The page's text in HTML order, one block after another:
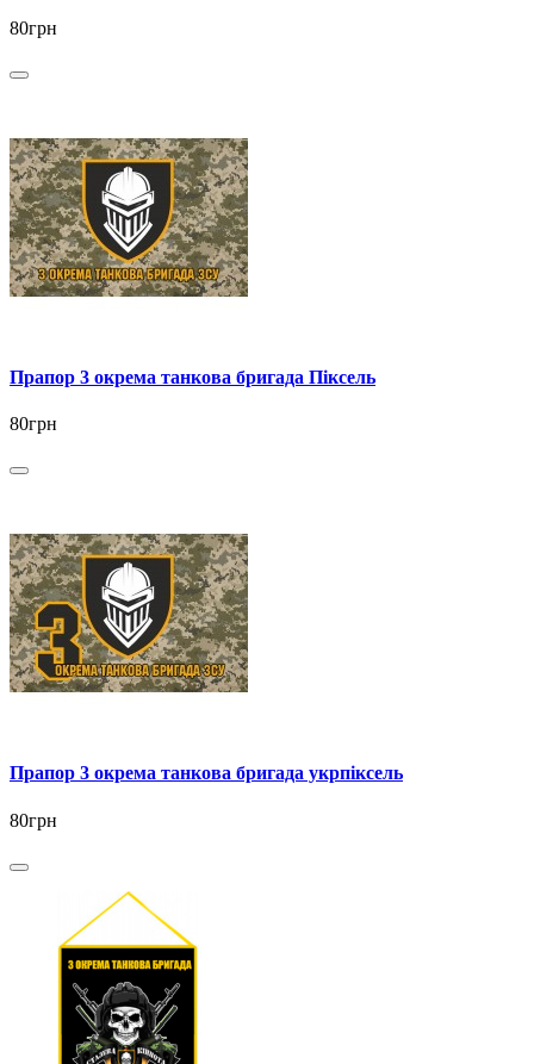
80грн
Прапор 3 окрема танкова бригада Піксель
80грн
Прапор 3 окрема танкова бригада укрпіксель
80грн